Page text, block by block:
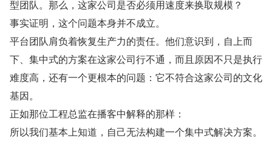
型团队。那么，这家公司是否必须用速度来换取规模？
事实证明，这个问题本身并不成立。
平台团队肩负着恢复生产力的责任。他们意识到，自上而
下、集中式的方案在这家公司行不通，而且原因不只是执行
难度高，还有一个更根本的问题：它不符合这家公司的文化
基因。
正如那位工程总监在播客中解释的那样：
所以我们基本上知道，自己无法构建一个集中式解决方案。